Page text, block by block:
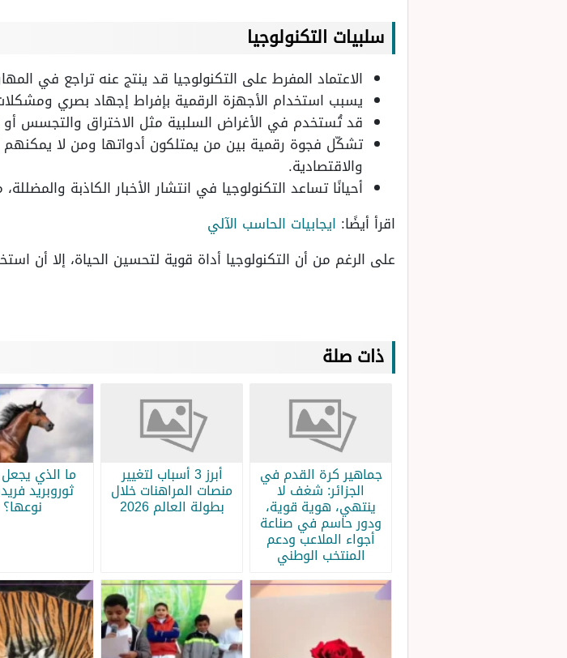
سلبيات التكنولوجيا
الاعتماد المفرط على التكنولوجيا قد ينتج عنه تراجع في
يسبب استخدام الأجهزة الرقمية بإفراط إجهاد بصري
قد تُستخدم في الأغراض السلبية مثل الاختراق والتجسس أو
تشكّل فجوة رقمية بين من يمتلكون أدواتها ومن لا يمكنهم
والاقتصادية.
أحيانًا تساعد التكنولوجيا في انتشار الأخبار الكاذبة
اقرأ أيضًا: ايجابيات الحاسب الآلي
على الرغم من أن التكنولوجيا أداة قوية لتحسين الحياة، إلا أن
ذات صلة
جماهير كرة القدم في
الجزائر: شغف لا
ينتهي، هوية قوية،
ودور حاسم في صناعة
أجواء الملاعب ودعم
المنتخب الوطني
أبرز 3 أسباب لتغيير
منصات المراهنات خلال
بطولة العالم 2026
ما الذي
ثوروبريد
نوعها؟